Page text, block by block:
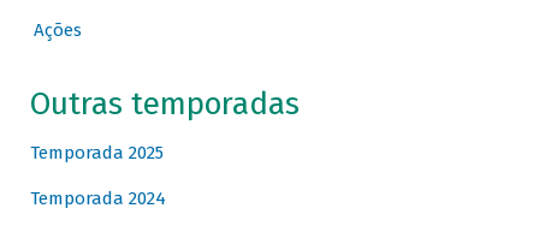
Ações
Outras temporadas
Temporada 2025
Temporada 2024